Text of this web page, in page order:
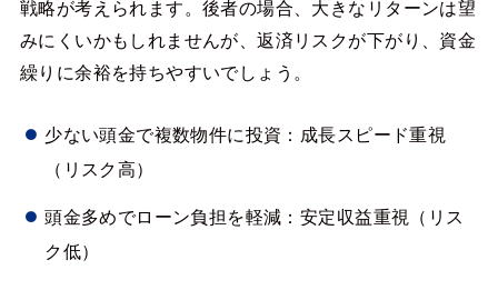
戦略が考えられます。後者の場合、大きなリターンは望
みにくいかもしれませんが、返済リスクが下がり、資金
繰りに余裕を持ちやすいでしょう。
少ない頭金で複数物件に投資：成長スピード重視
（リスク高）
頭金多めでローン負担を軽減：安定収益重視（リス
ク低）